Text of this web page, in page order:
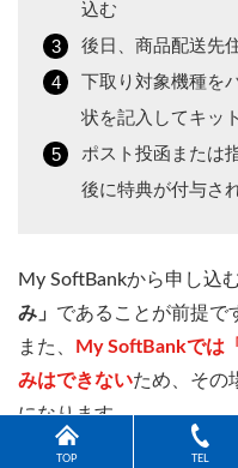
込む
後日、商品配送先
下取り対象機種を
状を記入してキッ
ポスト投函または
後に特典が付与さ
My SoftBankから申し込
み」 であることが前提で
また、
My SoftBankでは
みはできないため、その
になります。
TOP TEL